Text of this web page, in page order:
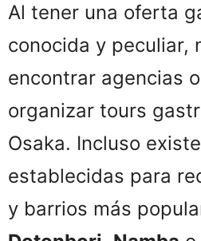
Al tener una oferta
conocida y peculiar,
encontrar agencias
organizar tours
Osaka. Incluso
establecidas para
y barrios más